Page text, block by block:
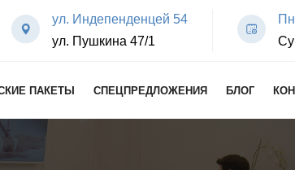
ул. Индепенденцей 54
ул. Пушкина 47/1
ПАКЕТЫ СПЕЦПРЕДЛОЖЕНИЯ БЛОГ